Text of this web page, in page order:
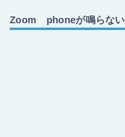
Zoom phoneが鳴らない